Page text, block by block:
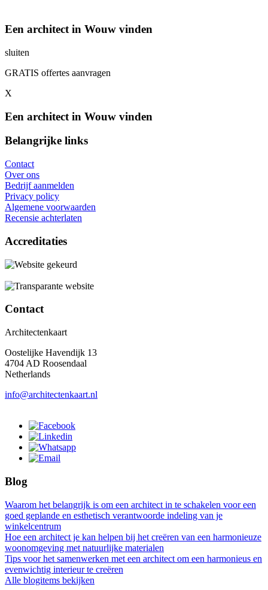
Een architect in Wouw vinden
sluiten
GRATIS offertes aanvragen
X
Een architect in Wouw vinden
Belangrijke links
Contact
Over ons
Bedrijf aanmelden
Privacy policy
Algemene voorwaarden
Recensie achterlaten
Accreditaties
Contact
Architectenkaart
Oostelijke Havendijk 13
4704 AD Roosendaal
Netherlands
info@architectenkaart.nl
Blog
Waarom het belangrijk is om een architect in te schakelen voor een
goed geplande en esthetisch verantwoorde indeling van je
winkelcentrum
Hoe een architect je kan helpen bij het creëren van een harmonieuze
woonomgeving met natuurlijke materialen
Tips voor het samenwerken met een architect om een harmonieus en
evenwichtig interieur te creëren
Alle blogitems bekijken